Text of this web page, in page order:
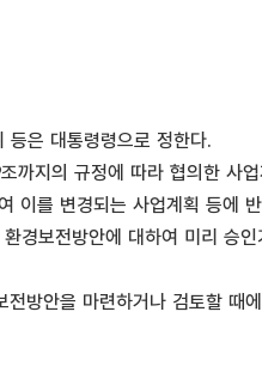
은 대통령령으로 정한다.
지의 규정에 따라 협의한 사
이를 변경되는 사업계획 등에
경보전방안에 대하여 미리 승
방안을 마련하거나 검토할 때